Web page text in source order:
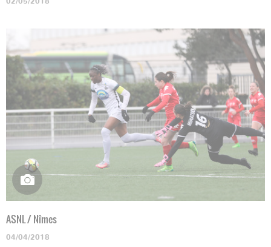
ASNL / Nîmes
04/04/2018